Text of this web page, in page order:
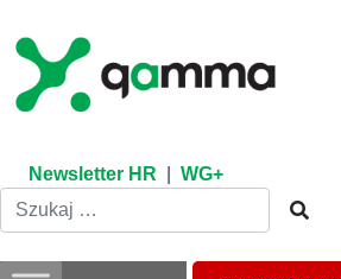
content
Newsletter HR WG+